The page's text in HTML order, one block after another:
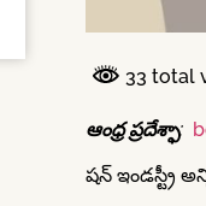
33 total
ఆంధ్ర ప్రదేశ్ఫా:
షన్ ఇండస్ట్రీ